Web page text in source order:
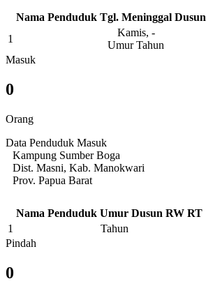
Nama Penduduk Tgl. Meninggal Dusun
1
Kamis, -
Umur Tahun
Masuk
0
Orang
Data Penduduk Masuk
Kampung Sumber Boga
Dist. Masni, Kab. Manokwari
Prov. Papua Barat
Nama Penduduk Umur Dusun RW RT
1
Tahun
Pindah
0